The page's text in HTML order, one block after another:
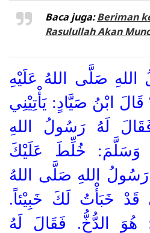
Baca juga:Beriman
Rasulullah Akan
صَلَّى اللهُ عَلَيْهِ
ابْنُ صَيَّادٍ: يَأْتِيْنِي
لَهُ رَسُولُ اللهِ
وَسَلَّمَ: خُلِّطَ عَلَيْكَ
رَسُولُ اللهِ صَلَّى اللهُ
قَدْ خَبَأْتُ لَكَ خَبِيْئاً.
هُوَ الدُّخُّ. فَقَالَ لَهُ